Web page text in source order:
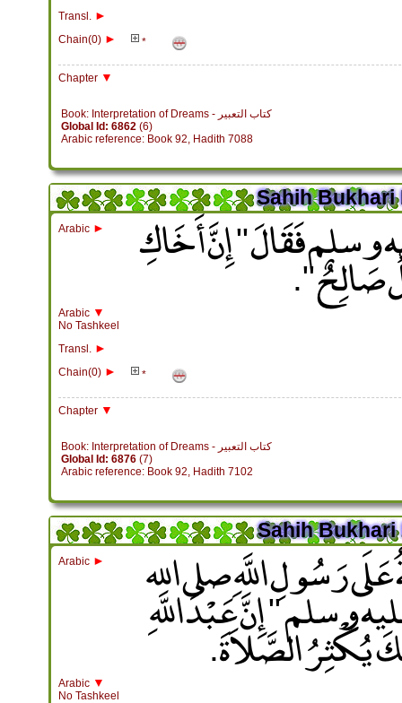
Transl. ►
Chain(0) ► *
Chapter ▼
Book: Interpretation of Dreams - كتاب التعبير
Global Id: 6862(6)
Arabic reference: Book 92, Hadith 7088
Sahih Bukhari
Arabic ► وسلم فَقَالَ ‏"‏ إِنَّ أَخَاكِ
صَالِحٌ ‏"‏‏.‏ Arabic ▼
No Tashkeel
Transl. ►
Chain(0) ► *
Chapter ▼
Book: Interpretation of Dreams - كتاب التعبير
Global Id: 6876(7)
Arabic reference: Book 92, Hadith 7102
Sahih Bukhari
Arabic ► اللَّهِ صلى الله
وسلم ‏ "‏ إِنَّ عَبْدَ اللَّهِ
يُكْثِرُ الصَّلاَةَ‏.‏ Arabic ▼
No Tashkeel